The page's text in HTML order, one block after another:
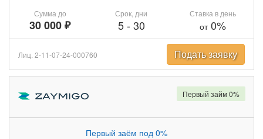
Сумма до
30 000 ₽
Срок, дни
5- 30
Ставка в день
от0%
Лиц. 2-11-07-24-000760 Подать заявку
Первый заём под 0%
Первый займ 0%